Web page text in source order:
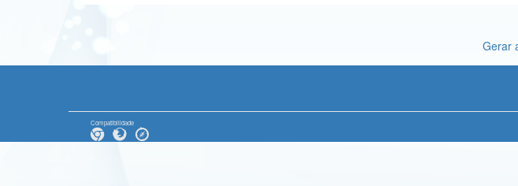
Gerar
Compatibilidade